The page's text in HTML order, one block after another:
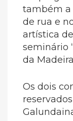
também a
de rua e
artística
seminário
da
Os dois